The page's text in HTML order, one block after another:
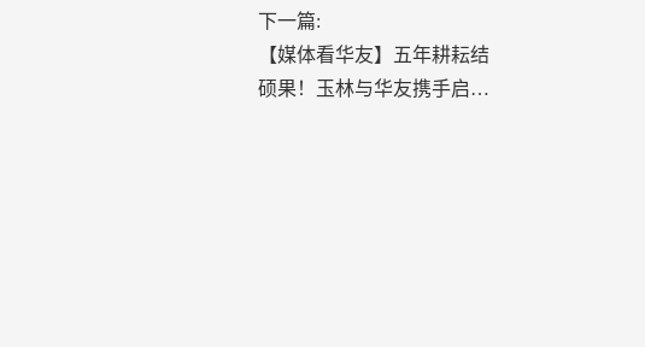
下一篇:
【媒体看华友】五年耕耘结
硕果！玉林与华友携手启新